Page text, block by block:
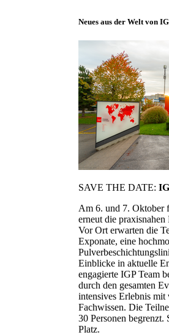
Neues aus der Welt von
SAVE THE DATE:
Am 6. und 7. Oktober
erneut die
Vor Ort erwarten die
Exponate, eine
Einblicke in aktuelle
engagierte IGP Team
durch den gesamten
intensives Erlebnis
Fachwissen. Die
30 Personen begrenzt.
Platz.